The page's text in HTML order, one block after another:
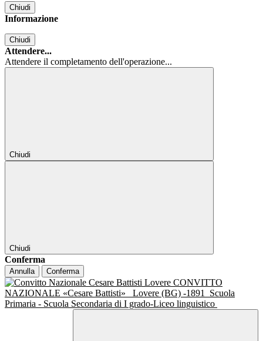
Chiudi
Informazione
Chiudi
Attendere...
Attendere il completamento dell'operazione...
Chiudi
Chiudi
Conferma
Annulla Conferma
CONVITTO
NAZIONALE «Cesare Battisti»
Lovere (BG) -1891
Scuola
Primaria - Scuola Secondaria di I grado-Liceo linguistico